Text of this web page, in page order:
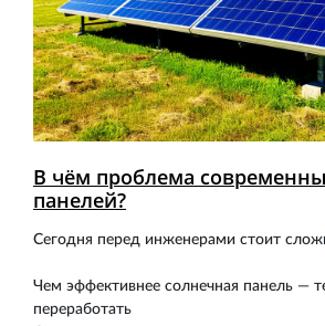
В чём проблема
панелей?
Сегодня перед инженерами стоит
Чем эффективнее солнечная панель —
переработать